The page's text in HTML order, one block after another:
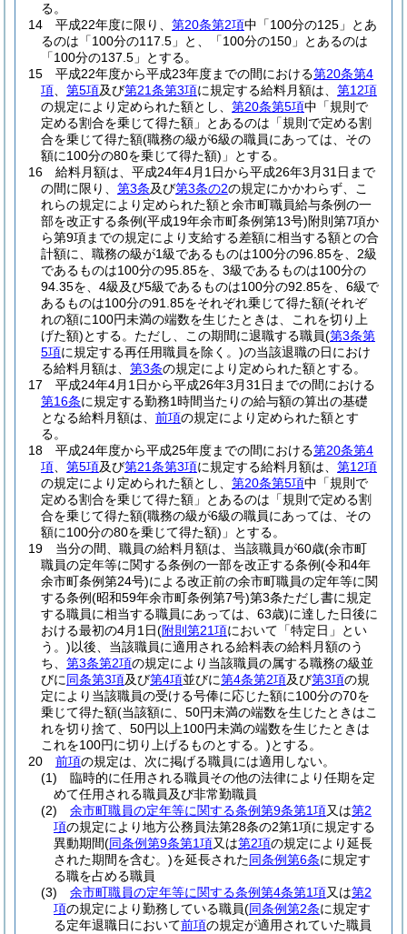
る。
14
平成22年度に限り、 第20条第2項中「100分の125」とあ
るのは「100分の117.5」と、「100分の150」とあるのは
「100分の137.5」とする。
15
平成22年度から平成23年度までの間における第20条第4
項
第5項及び第21条第3項に規定する給料月額は、 第12項
の規定により定められた額とし、 第20条第5項中「規則で
定める割合を乗じて得た額」とあるのは「規則で定める割
合を乗じて得た額(職務の級が6級の職員にあっては、その
額に100分の80を乗じて得た額) 」とする。
16
給料月額は、平成24年4月1日から平成26年3月31日まで
の間に限り、 第3条及び第3条の2の規定にかかわらず、こ
れらの規定により定められた額と余市町職員給与条例の一
部を改正する条例(平成19年余市町条例第13号)附則第7項か
ら第9項までの規定により支給する差額に相当する額との合
計額に、職務の級が1級であるものは100分の96.85を、2級
であるものは100分の95.85を、3級であるものは100分の
94.35を、4級及び5級であるものは100分の92.85を、6級で
あるものは100分の91.85をそれぞれ乗じて得た額(それぞ
れの額に100円未満の端数を生じたときは、これを切り上
げた額)とする。 ただし、この期間に退職する職員(第3条第
5項に規定する再任用職員を除く。)の当該退職の日におけ
る給料月額は、 第3条の規定により定められた額とする。
17
平成24年4月1日から平成26年3月31日までの間における
第16条に規定する勤務1時間当たりの給与額の算出の基礎
となる給料月額は、 前項の規定により定められた額とす
る。
18
平成24年度から平成25年度までの間における第20条第4
項
第5項及び第21条第3項に規定する給料月額は、 第12項
の規定により定められた額とし、 第20条第5項中「規則で
定める割合を乗じて得た額」とあるのは「規則で定める割
合を乗じて得た額(職務の級が6級の職員にあっては、その
額に100分の80を乗じて得た額) 」とする。
19
当分の間、職員の給料月額は、当該職員が60歳(余市町
職員の定年等に関する条例の一部を改正する条例(令和4年
余市町条例第24号)による改正前の余市町職員の定年等に関
する条例(昭和59年余市町条例第7号)第3条ただし書に規定
する職員に相当する職員にあっては、63歳)に達した日後に
おける最初の4月1日(附則第21項において「特定日」とい
う。)以後、当該職員に適用される給料表の給料月額のう
ち、 第3条第2項の規定により当該職員の属する職務の級並
びに同条第3項及び第4項並びに第4条第2項及び第3項の規
定により当該職員の受ける号俸に応じた額に100分の70を
乗じて得た額(当該額に、50円未満の端数を生じたときはこ
れを切り捨て、50円以上100円未満の端数を生じたときは
これを100円に切り上げるものとする。)とする。
20
前項の規定は、次に掲げる職員には適用しない。
(1)
臨時的に任用される職員その他の法律により任期を定
めて任用される職員及び非常勤職員
(2)
余市町職員の定年等に関する条例第9条第1項又は第2
項の規定により地方公務員法第28条の2第1項に規定する
異動期間(同条例第9条第1項又は第2項の規定により延長
された期間を含む。)を延長された同条例第6条に規定す
る職を占める職員
(3)
余市町職員の定年等に関する条例第4条第1項又は第2
項の規定により勤務している職員(同条例第2条に規定す
る定年退職日において前項の規定が適用されていた職員